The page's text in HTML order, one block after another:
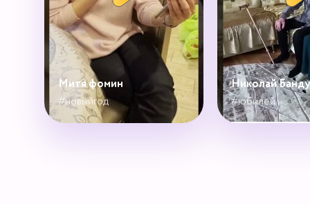
#новыйгод
Митя фомин
#юбилей
Николай